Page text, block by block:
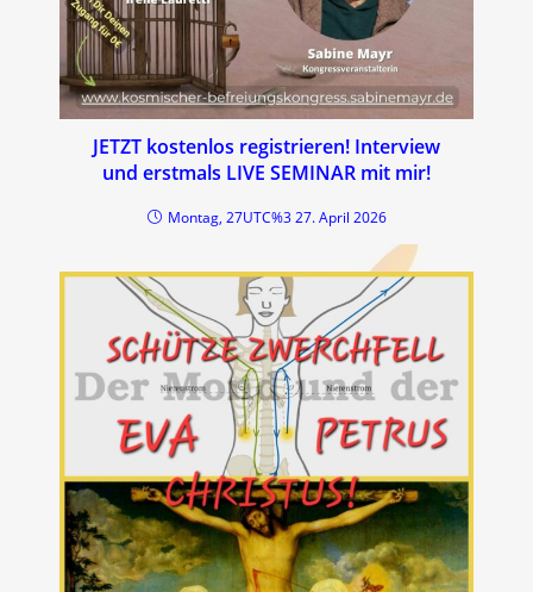
JETZT kostenlos registrieren! Interview
und erstmals LIVE SEMINAR mit mir!
Montag, 27UTC%3 27. April 2026